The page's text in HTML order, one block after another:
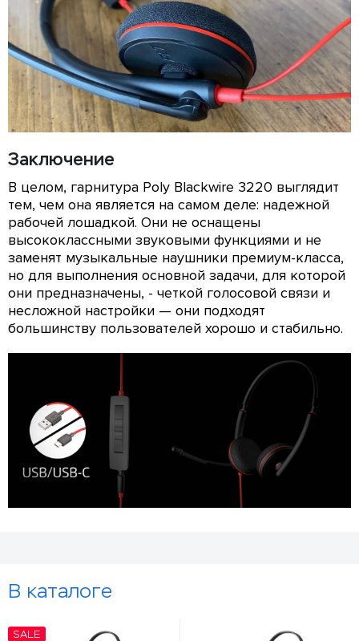
Заключение
В целом, гарнитура Poly Blackwire 3220 выглядит
тем, чем она является на самом деле: надежной
рабочей лошадкой. Они не оснащены
высококлассными звуковыми функциями и не
заменят музыкальные наушники премиум-класса,
но для выполнения основной задачи, для которой
они предназначены, - четкой голосовой связи и
несложной настройки — они подходят
большинству пользователей хорошо и стабильно.
В каталоге
SALE